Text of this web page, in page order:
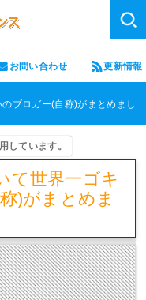
お問い合わせ 更新情報
ブロガー(自称)がまとめまし
しています。
て世界一ゴキ
)がまとめま